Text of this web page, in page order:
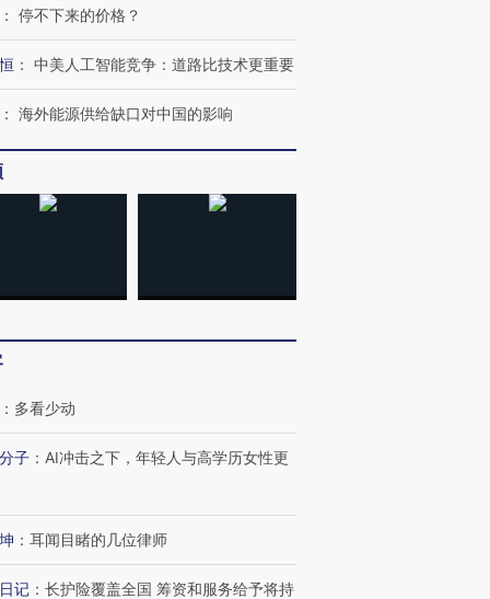
走私7万
百城独占
熬过48°C
38岁梅西上演帽子戏法
阿根廷3-0阿尔及利亚
兹奖得主的“非天才”拼图
： 停不下来的价格？
： 中美人工智能竞争：道路比技术更重要
： 海外能源供给缺口对中国的影响
： 多看少动
子 ： AI冲击之下，年轻人与高学历女性更
： 耳闻目睹的几位律师
记 ： 长护险覆盖全国 筹资和服务给予将持